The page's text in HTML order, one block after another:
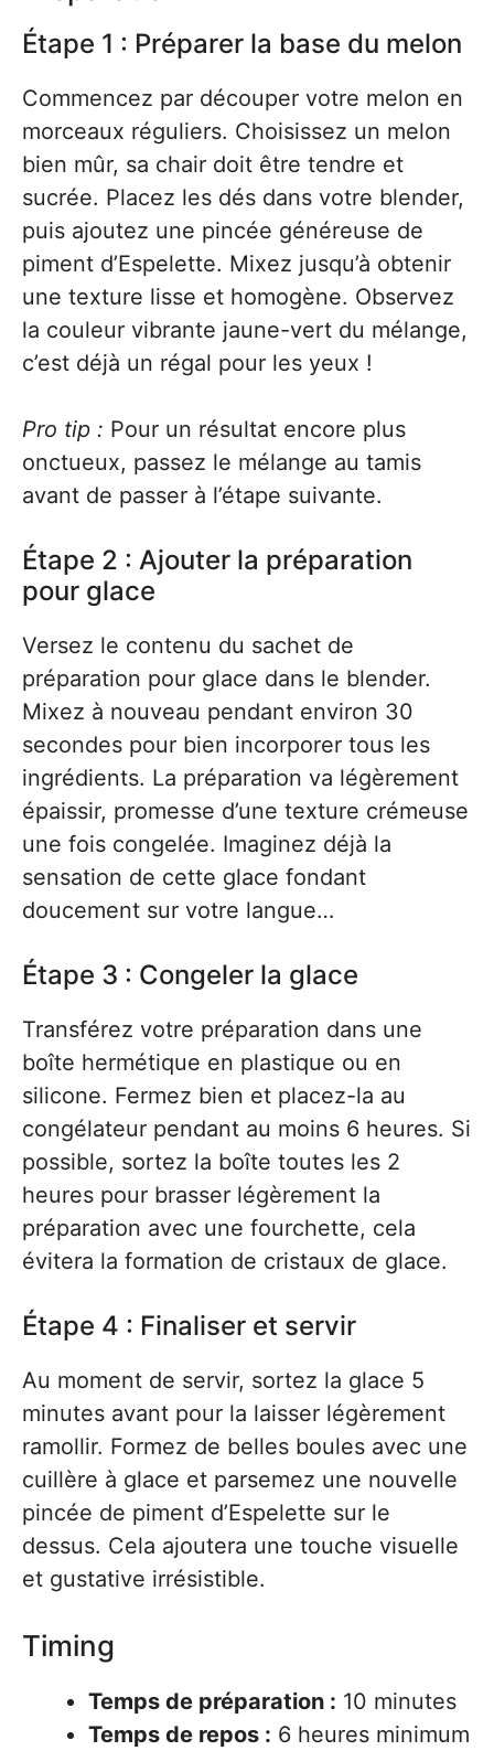
Étape 1 : Préparer la base du melon
Commencez par découper votre melon en
morceaux réguliers. Choisissez un melon
bien mûr, sa chair doit être tendre et
sucrée. Placez les dés dans votre blender,
puis ajoutez une pincée généreuse de
piment d’Espelette. Mixez jusqu’à obtenir
une texture lisse et homogène. Observez
la couleur vibrante jaune-vert du mélange,
c’est déjà un régal pour les yeux !
Pro tip : Pour un résultat encore plus
onctueux, passez le mélange au tamis
avant de passer à l’étape suivante.
Étape 2 : Ajouter la préparation
pour glace
Versez le contenu du sachet de
préparation pour glace dans le blender.
Mixez à nouveau pendant environ 30
secondes pour bien incorporer tous les
ingrédients. La préparation va légèrement
épaissir, promesse d’une texture crémeuse
une fois congelée. Imaginez déjà la
sensation de cette glace fondant
doucement sur votre langue…
Étape 3 : Congeler la glace
Transférez votre préparation dans une
boîte hermétique en plastique ou en
silicone. Fermez bien et placez-la au
congélateur pendant au moins 6 heures. Si
possible, sortez la boîte toutes les 2
heures pour brasser légèrement la
préparation avec une fourchette, cela
évitera la formation de cristaux de glace.
Étape 4 : Finaliser et servir
Au moment de servir, sortez la glace 5
minutes avant pour la laisser légèrement
ramollir. Formez de belles boules avec une
cuillère à glace et parsemez une nouvelle
pincée de piment d’Espelette sur le
dessus. Cela ajoutera une touche visuelle
et gustative irrésistible.
Timing
Temps de préparation : 10 minutes
Temps de repos : 6 heures minimum